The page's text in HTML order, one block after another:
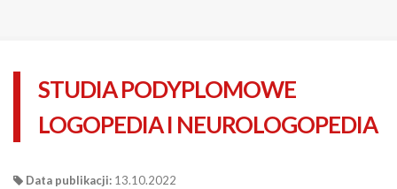
STUDIA PODYPLOMOWE
LOGOPEDIA I NEUROLOGOPEDIA
Data publikacji: 13.10.2022